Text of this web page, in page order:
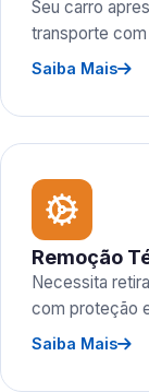
Seu carro
transporte
Saiba Mais
Remoção
Necessita
com proteção
Saiba Mais